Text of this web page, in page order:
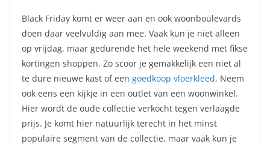
Black Friday komt er weer aan en ook woonboulevards
doen daar veelvuldig aan mee. Vaak kun je niet alleen
op vrijdag, maar gedurende het hele weekend met fikse
kortingen shoppen. Zo scoor je gemakkelijk een niet al
te dure nieuwe kast of een goedkoop vloerkleed. Neem
ook eens een kijkje in een outlet van een woonwinkel.
Hier wordt de oude collectie verkocht tegen verlaagde
prijs. Je komt hier natuurlijk terecht in het minst
populaire segment van de collectie, maar vaak kun je